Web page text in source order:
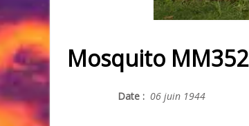
Mosquito MM352
Date : 06 juin 1944